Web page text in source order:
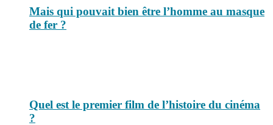
Mais qui pouvait bien être l’homme au masque
de fer ?
Quel est le premier film de l’histoire du cinéma
?